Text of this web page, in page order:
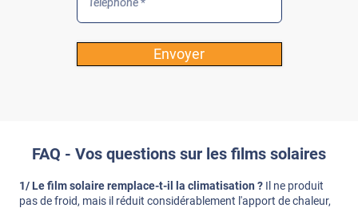
Téléphone *
Envoyer
FAQ - Vos questions sur les films solaires
1/ Le film solaire remplace-t-il la climatisation ? Il ne produit
pas de froid, mais il réduit considérablement l'apport de chaleur,